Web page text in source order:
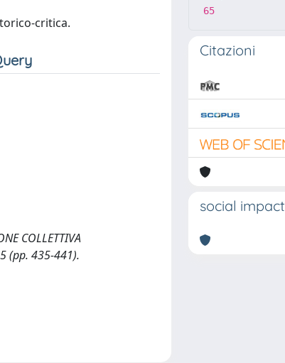
critica.
COLLETTIVA
(pp. 435-441).
65
Citazioni
social impact